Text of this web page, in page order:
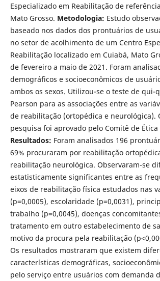
Especializado em Reabilitação de
Mato Grosso. Metodologia: Estudo
baseado nos dados dos prontuários de
no setor de acolhimento de um Centro
Reabilitação localizado em Cuiabá, Mato
de fevereiro a maio de 2021. Foram
demográficos e socioeconômicos de
ambos os sexos. Utilizou-se o teste de qui-
Pearson para as associações entre as
de reabilitação (ortopédica e neurológica).
pesquisa foi aprovado pelo Comitê de Ética
Resultados: Foram analisados 196
69% procuraram por reabilitação
reabilitação neurológica. Observaram-se
estatisticamente significantes entre as
eixos de reabilitação física estudados nas
(p=0,0005), escolaridade (p=0,0031),
trabalho (p=0,0045), doenças
tratamento em outro estabelecimento de
motivo da procura pela reabilitação
Os resultados mostraram que existem
características demográficas,
pelo serviço entre usuários com demanda